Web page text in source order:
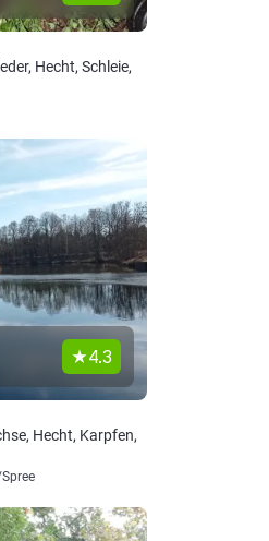
Hecht, Schleie,
4.3
Hecht, Karpfen,